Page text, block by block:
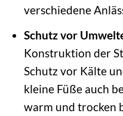
verschiedene
Schutz vor
Konstruktion der
Schutz vor Kälte
kleine Füße auch
warm und trocken